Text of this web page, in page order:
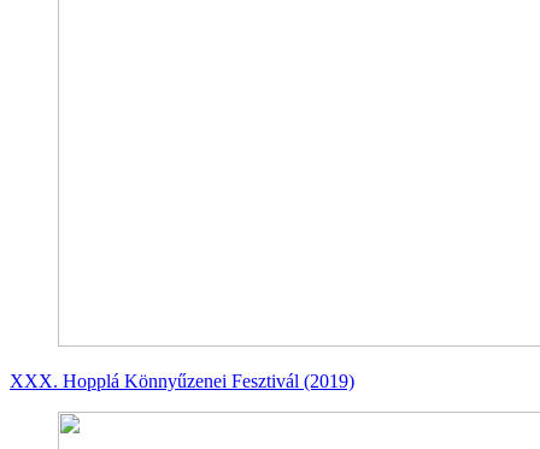
XXX. Hopplá Könnyűzenei Fesztivál (2019)